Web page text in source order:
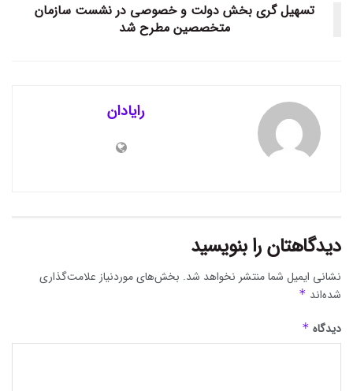
تسهیل گری بخش دولت و خصوصی در نشست سازمان
متخصصین مطرح شد
رایادان
دیدگاهتان را بنویسید
نشانی ایمیل شما منتشر نخواهد شد. بخش‌های موردنیاز علامت‌گذاری
شده‌اند *
دیدگاه *